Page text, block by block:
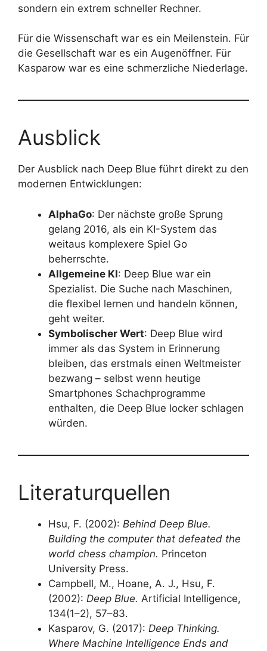
sondern ein extrem schneller Rechner.
Für die Wissenschaft war es ein Meilenstein. Für
die Gesellschaft war es ein Augenöffner. Für
Kasparow war es eine schmerzliche Niederlage.
Ausblick
Der Ausblick nach Deep Blue führt direkt zu den
modernen Entwicklungen:
AlphaGo: Der nächste große Sprung
gelang 2016, als ein KI-System das
weitaus komplexere Spiel Go
beherrschte.
Allgemeine KI: Deep Blue war ein
Spezialist. Die Suche nach Maschinen,
die flexibel lernen und handeln können,
geht weiter.
Symbolischer Wert: Deep Blue wird
immer als das System in Erinnerung
bleiben, das erstmals einen Weltmeister
bezwang – selbst wenn heutige
Smartphones Schachprogramme
enthalten, die Deep Blue locker schlagen
würden.
Literaturquellen
Hsu, F. (2002): Behind Deep Blue.
Building the computer that defeated the
world chess champion. Princeton
University Press.
Campbell, M., Hoane, A. J., Hsu, F.
(2002): Deep Blue. Artificial Intelligence,
134(1–2), 57–83.
Kasparov, G. (2017): Deep Thinking.
Where Machine Intelligence Ends and